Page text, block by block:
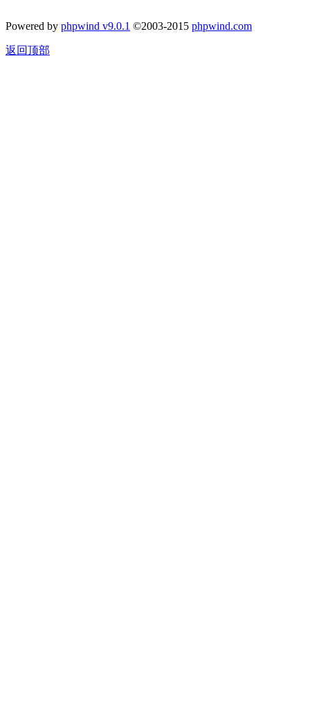
Powered by phpwind v9.0.1 ©2003-2015 phpwind.com
返回顶部